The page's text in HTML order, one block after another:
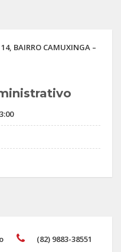
BAIRRO CAMUXINGA –
(82) 9883-38551